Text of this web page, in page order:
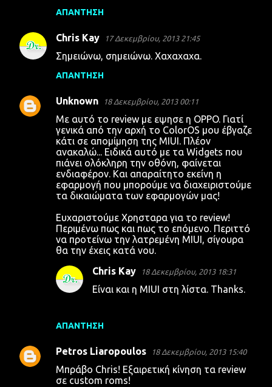
ΑΠΆΝΤΗΣΗ
Chris Kay 17 Δεκεμβρίου, 2013 21:45
Σημειώνω, σημειώνω. Χαχαχαχα.
ΑΠΆΝΤΗΣΗ
Unknown 18 Δεκεμβρίου, 2013 00:11
Με αυτό το review με εψησε η OPPO. Γιατί
γενικά από την αρχή το ColorOS μου έβγαζε
κάτι σε απομίμηση της MIUI. Πλέον
ανακαλώ... Ειδικά αυτό με τα Widgets που
πιάνει ολόκληρη την οθόνη, φαίνεται
ενδιαφέρον. Και απαραίτητο εκείνη η
εφαρμογή που μπορούμε να διαχειριστούμε
τα δικαιώματα των εφαρμογών μας!
Ευχαριστούμε Χρησταρα για το review!
Περιμένω πως και πως το επόμενο. Περιττό
να προτείνω την λατρεμένη MIUI, σίγουρα
θα την έχεις κατά νου.
ΑΠΆΝΤΗΣΗ
Chris Kay 18 Δεκεμβρίου, 2013 18:31
Είναι και η MIUI στη λίστα. Thanks.
Petros Liaropoulos 18 Δεκεμβρίου, 2013 15:40
Μπράβο Chris! Εξαιρετική κίνηση τα review
σε custom roms!